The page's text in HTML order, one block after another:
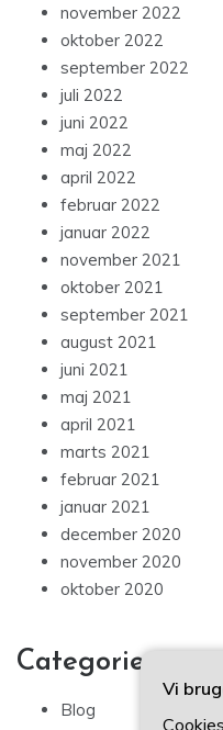
november 2022
oktober 2022
september 2022
juli 2022
juni 2022
maj 2022
april 2022
februar 2022
januar 2022
november 2021
oktober 2021
september 2021
august 2021
juni 2021
maj 2021
april 2021
marts 2021
februar 2021
januar 2021
december 2020
november 2020
oktober 2020
Categories
Blog
Vi